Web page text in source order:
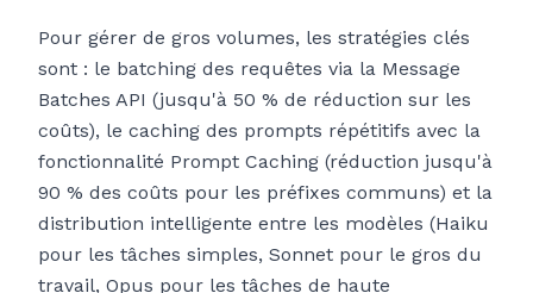
Pour gérer de gros volumes, les stratégies clés
sont : le batching des requêtes via la Message
Batches API (jusqu'à 50 % de réduction sur les
coûts), le caching des prompts répétitifs avec la
fonctionnalité Prompt Caching (réduction jusqu'à
90 % des coûts pour les préfixes communs) et la
distribution intelligente entre les modèles (Haiku
pour les tâches simples, Sonnet pour le gros du
travail, Opus pour les tâches de haute